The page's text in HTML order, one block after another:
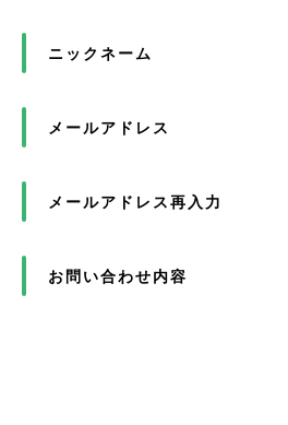
ニックネーム
メールアドレス
メールアドレス再入力
お問い合わせ内容